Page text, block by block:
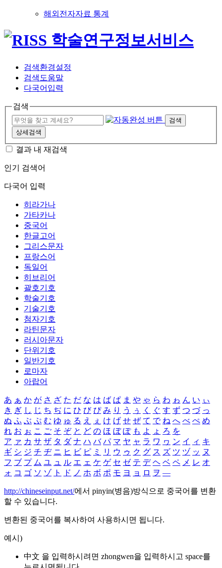
해외전자자료 통계
검색환경설정
검색도움말
다국어입력
검색
검색
상세검색
결과 내 재검색
인기 검색어
다국어 입력
히라가나
가타카나
중국어
한글고어
그리스문자
프랑스어
독일어
히브리어
괄호기호
학술기호
기술기호
첨자기호
라틴문자
러시아문자
단위기호
일반기호
로마자
아랍어
あ ぁ か が さ ざ た だ な は ば ぱ ま や ゃ ら わ ゎ ん い ぃ
き ぎ し じ ち ぢ に ひ び ぴ み り う ぅ く ぐ す ず つ づ っ
ぬ ふ ぶ ぷ む ゆ ゅ る え ぇ け げ せ ぜ て で ね へ べ ぺ め
れ お ぉ こ ご そ ぞ と ど の ほ ぼ ぽ も よ ょ ろ を
ア ァ カ サ ザ タ ダ ナ ハ バ パ マ ヤ ャ ラ ワ ヮ ン イ ィ キ
ギ シ ジ チ ヂ ニ ヒ ビ ピ ミ リ ウ ゥ ク グ ス ズ ツ ヅ ッ ヌ
フ ブ プ ム ユ ュ ル エ ェ ケ ゲ セ ゼ テ デ ヘ ベ ペ メ レ オ
ォ コ ゴ ソ ゾ ト ド ノ ホ ボ ポ モ ヨ ョ ロ ヲ ―
http://chineseinput.net/에서 pinyin(병음)방식으로 중국어를 변환
할 수 있습니다.
변환된 중국어를 복사하여 사용하시면 됩니다.
예시)
中文 을 입력하시려면 zhongwen을 입력하시고 space를